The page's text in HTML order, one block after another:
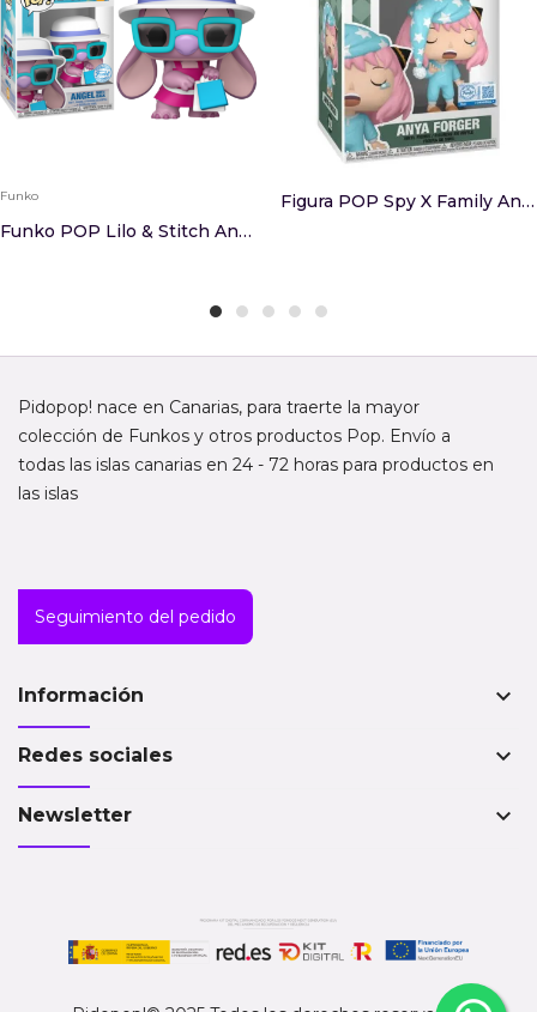
Funko
Funko POP Lilo & Stitch Angel With Bags Exclusi...
Figura POP Spy X Family Anya Forger 2219
Pidopop! nace en Canarias, para traerte la mayor
colección de Funkos y otros productos Pop. Envío a
todas las islas canarias en 24 - 72 horas para productos en
las islas
Seguimiento del pedido
Información keyboard_arrow_down
Redes sociales keyboard_arrow_down
Newsletter keyboard_arrow_down